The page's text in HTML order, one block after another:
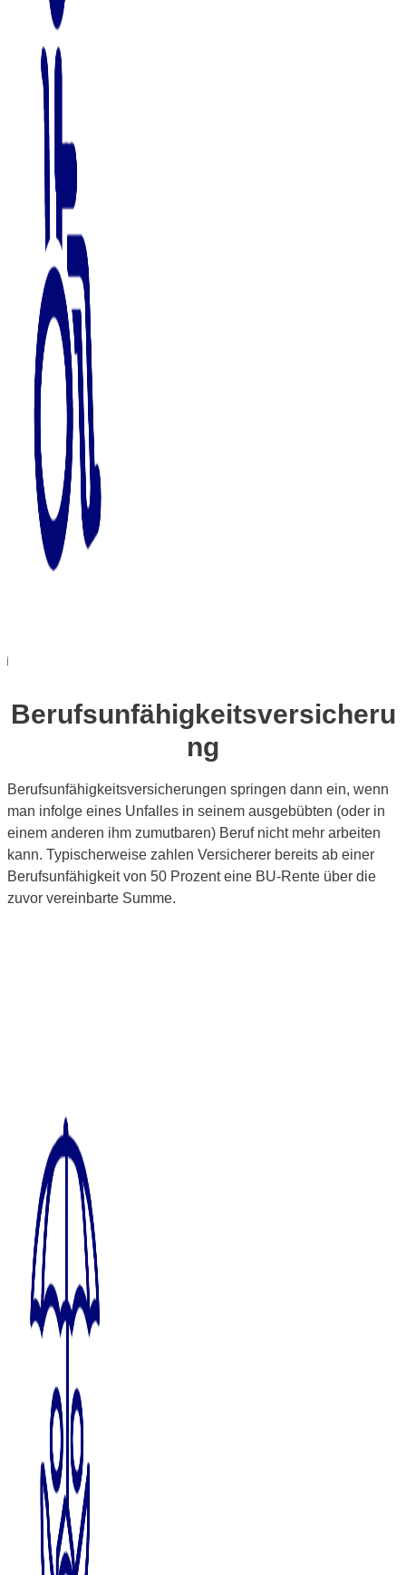
Berufsunfähigkeitsversicheru
ng
Berufsunfähigkeitsversicherungen springen dann ein, wenn
man infolge eines Unfalles in seinem ausgebübten (oder in
einem anderen ihm zumutbaren) Beruf nicht mehr arbeiten
kann. Typischerweise zahlen Versicherer bereits ab einer
Berufsunfähigkeit von 50 Prozent eine BU-Rente über die
zuvor vereinbarte Summe.